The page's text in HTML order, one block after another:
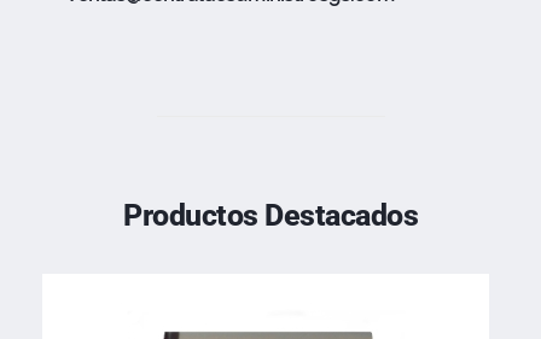
Productos Destacados